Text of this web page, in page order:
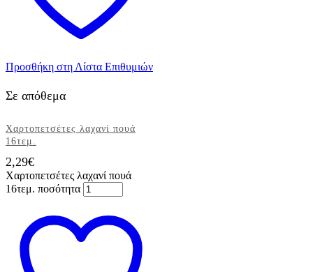
Προσθήκη στη Λίστα Επιθυμιών
Σε απόθεμα
Χαρτοπετσέτες λαχανί πουά
16τεμ.
2,29€
Χαρτοπετσέτες λαχανί πουά
16τεμ. ποσότητα